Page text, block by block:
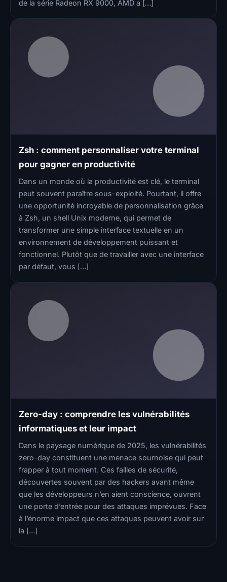
de la série Radeon RX 9000, AMD a […]
Zsh : comment personnaliser votre terminal
pour gagner en productivité
Dans un monde où la productivité est clé, le terminal
peut souvent paraître sous-exploité. Pourtant, il offre
une opportunité incroyable de personnalisation grâce
à Zsh, un shell Unix moderne, qui permet de
transformer une simple interface textuelle en un
environnement de développement puissant et
fonctionnel. Plutôt que de travailler avec une interface
par défaut, vous […]
Zero-day : comprendre les vulnérabilités
informatiques et leur impact
Dans le paysage numérique de 2025, les vulnérabilités
zero-day constituent une menace sournoise qui peut
frapper à tout moment. Ces failles de sécurité,
découvertes souvent par des hackers avant même
que les développeurs n’en aient conscience, ouvrent
une porte d’entrée pour des attaques imprévues. Face
à l’énorme impact que ces attaques peuvent avoir sur
la […]